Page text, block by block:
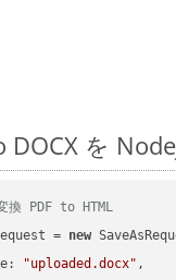
DOCX を
換 PDF to HTML
= new
: "uploaded.docx" ,